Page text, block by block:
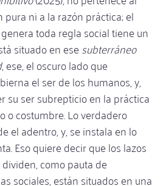
ni a la razón práctica; el
toda regla social tiene un
situado en esesubterráneo
, ese, el oscuro lado que
el ser de los humanos, y,
su ser subrepticio en la práctica
o costumbre. Lo verdadero
el adentro, y, se instala en lo
Eso quiere decir que los lazos
como pauta de
sociales, están situados en una